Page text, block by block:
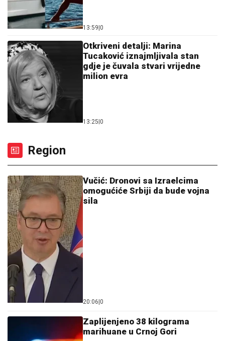
13:59 0
Otkriveni detalji: Marina
Tucaković iznajmljivala stan
gdje je čuvala stvari vrijedne
milion evra
13:25 0
Region
Vučić: Dronovi sa Izraelcima
omogućiće Srbiji da bude vojna
sila
20:06 0
Zaplijenjeno 38 kilograma
marihuane u Crnoj Gori